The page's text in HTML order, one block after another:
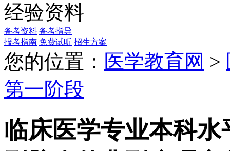
经验资料
备考资料 备考指导
报考指南 免费试听 招生方案
您的位置： 医学教育网 >
第一阶段
临床医学专业本科